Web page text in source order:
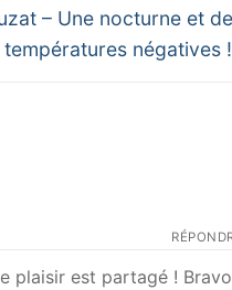
– Une nocturne et
températures négatives
plaisir est partagé ! Bravo